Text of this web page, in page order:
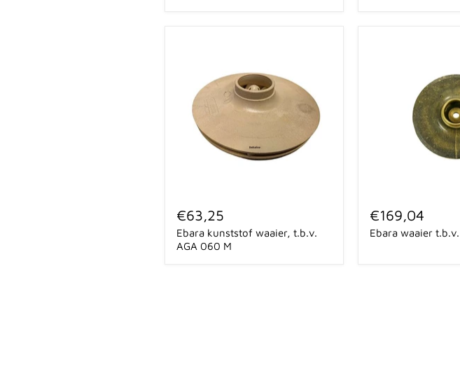
kunststof
waaier,
t.b.v.
AGA
€63,25
Ebara kunststof waaier, t.b.v.
AGA 060 M
waaier
t.b.v.
AGA
€169,04
Ebara waaier